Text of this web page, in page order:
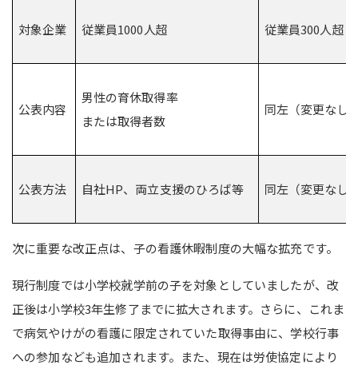
対象企業 従業員1000人超 従業員300人超
公表内容
男性の育休取得率
または取得者数
同左（変更なし
公表方法 自社HP、両立支援のひろば等 同左（変更なし
次に重要な改正点は、子の看護休暇制度の大幅な拡充です。
現行制度では小学校就学前の子を対象としていましたが、改
正後は小学校3年生修了までに拡大されます。さらに、これま
で病気やけがの看護に限定されていた取得事由に、学校行事
への参加なども追加されます。また、現在は労使協定により